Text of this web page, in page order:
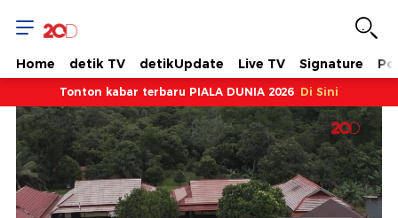
Home detik TV detikUpdate Live TV Signature
Tonton kabar terbaru PIALA DUNIA 2026 Di Sini